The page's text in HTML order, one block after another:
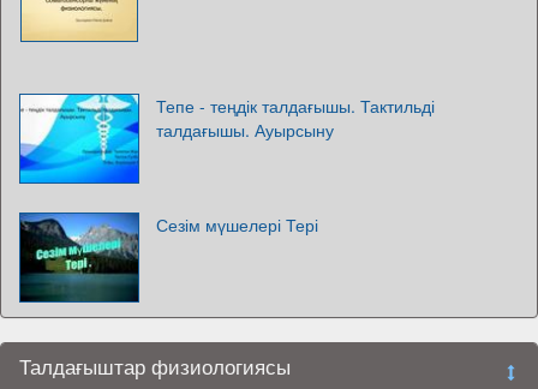
Тепе - теңдік талдағышы. Тактильді
талдағышы. Ауырсыну
Сезім мүшелері Тері
Талдағыштар физиологиясы